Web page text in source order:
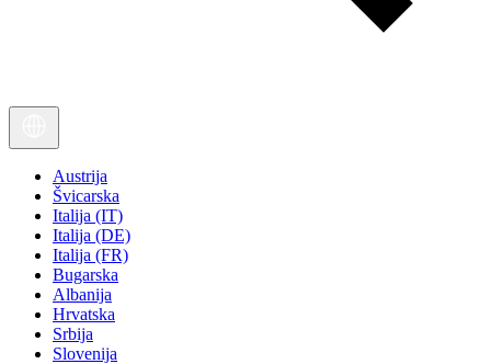
Austrija
Švicarska
Italija (IT)
Italija (DE)
Italija (FR)
Bugarska
Albanija
Hrvatska
Srbija
Slovenija